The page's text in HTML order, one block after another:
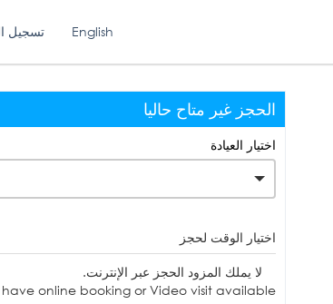
تسجيل English
الحجز غير متاح حاليا
اختيار العيادة
اختيار الوقت لحجز
لا يملك المزود الحجز عبر الإنترنت.
online booking or Video visit available.